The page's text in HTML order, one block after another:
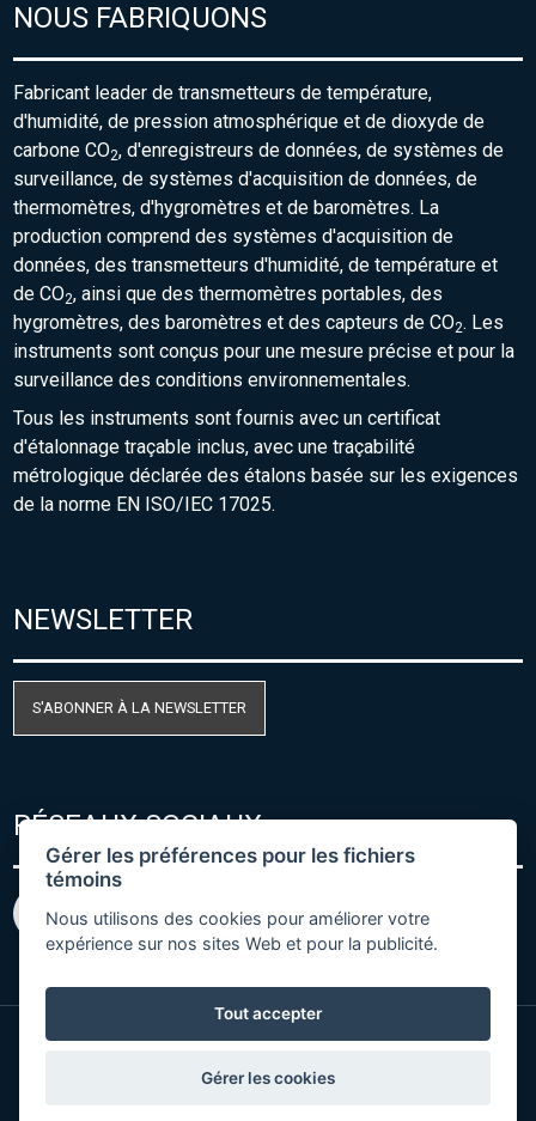
NOUS FABRIQUONS
Fabricant leader de transmetteurs de température,
d'humidité, de pression atmosphérique et de dioxyde de
carbone CO2, d'enregistreurs de données, de systèmes de
surveillance, de systèmes d'acquisition de données, de
thermomètres, d'hygromètres et de baromètres. La
production comprend des systèmes d'acquisition de
données, des transmetteurs d'humidité, de température et
de CO2, ainsi que des thermomètres portables, des
hygromètres, des baromètres et des capteurs de CO2. Les
instruments sont conçus pour une mesure précise et pour la
surveillance des conditions environnementales.
Tous les instruments sont fournis avec un certificat
d'étalonnage traçable inclus, avec une traçabilité
métrologique déclarée des étalons basée sur les exigences
de la norme EN ISO/IEC 17025.
NEWSLETTER
S'ABONNER À LA NEWSLETTER
RÉSEAUX SOCIAUX
© Copyright 2026 COMET SYSTEM, s.r.o. | Webdesign
by Spaneco
Gérer les préférences pour les fichiers
témoins
Nous utilisons des cookies pour améliorer votre
expérience sur nos sites Web et pour la publicité.
Tout accepter
Gérer les cookies